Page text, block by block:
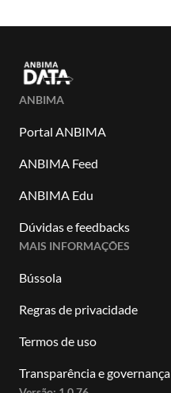
ANBIMA
Portal ANBIMA
ANBIMA Feed
ANBIMA Edu
Dúvidas e feedbacks
MAIS INFORMAÇÕES
Bússola
Regras de privacidade
Termos de uso
Transparência e governança